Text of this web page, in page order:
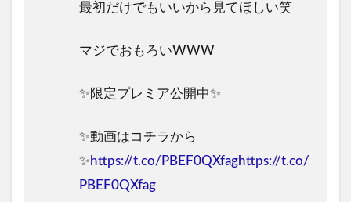
最初だけでもいいから見てほしい笑
マジでおもろいWWW
✨️限定プレミア公開中✨️
✨️動画はコチラから
✨️https://t.co/PBEF0QXfaghttps://t.co/
PBEF0QXfag